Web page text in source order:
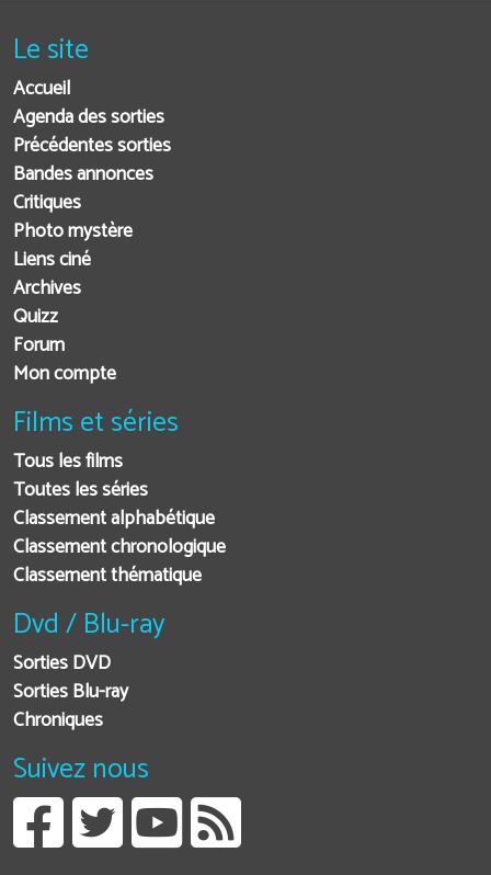
Le site
Accueil
Agenda des sorties
Précédentes sorties
Bandes annonces
Critiques
Photo mystère
Liens ciné
Archives
Quizz
Forum
Mon compte
Films et séries
Tous les films
Toutes les séries
Classement alphabétique
Classement chronologique
Classement thématique
Dvd / Blu-ray
Sorties DVD
Sorties Blu-ray
Chroniques
Suivez nous